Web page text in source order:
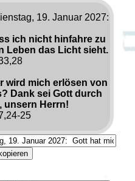
19. Januar 2027:
ich nicht hinfahre zu
Leben das Licht sieht.
wird mich erlösen von
Dank sei Gott durch
unsern Herrn!
25